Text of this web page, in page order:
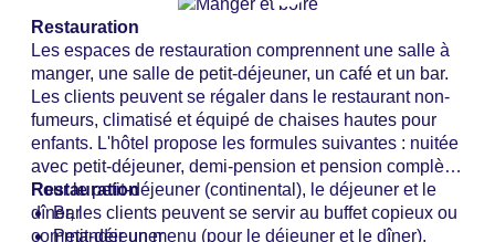
service en chambre, un service de blanchisserie, un
salon de coiffure et une laverie à pièces. Dans l'espace
affaires (Business Center), un fax et un projecteur sont
à votre disposition.
Nombre d'ascenseurs : 1
Animaux de compagnie : payants
Service en chambre
terrasse ensoleillée
Nombre total d'étages : 6
Nombre total de chambres : 100
Piscines : piscine «Outdoor », parasols au bord de
la piscine
Modes de paiement : American Express, Diners,
Club, Mastercard, Visa
Restauration
Les espaces de restauration comprennent une salle à
manger, une salle de petit-déjeuner, un café et un bar.
Les clients peuvent se régaler dans le restaurant non-
fumeurs, climatisé et équipé de chaises hautes pour
enfants. L'hôtel propose les formules suivantes : nuitée
avec petit-déjeuner, demi-pension et pension complète.
Pour le petit-déjeuner (continental), le déjeuner et le
dîner, les clients peuvent se servir au buffet copieux ou
commander un menu (pour le déjeuner et le dîner).
Restauration
Bar
Petit-déjeuner